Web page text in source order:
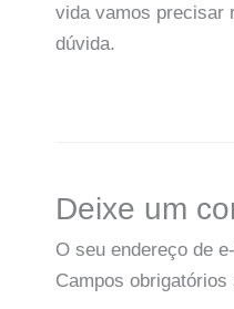
vida vamos precisar
dúvida.
Deixe um
O seu endereço de
Campos